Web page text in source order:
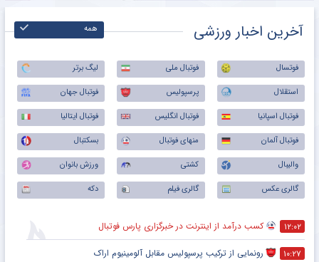
آخرین اخبار ورزشی همه
فوتسال فوتبال ملی
لیگ برتر
استقلال
پرسپولیس
فوتبال جهان
فوتبال اسپانیا
فوتبال انگلیس
فوتبال ایتالیا
فوتبال آلمان
منهای فوتبال
بسکتبال
والیبال
کشتی
ورزش بانوان
گالری عکس
گالری فیلم دکه
۱۲:۰۲ کسب درآمد از اینترنت در خبرگزاری پارس فوتبال
۱۰:۲۷ رونمایی از ترکیب پرسپولیس‌ مقابل آلومینیوم اراک